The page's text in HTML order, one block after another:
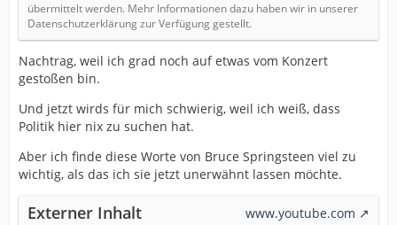
übermittelt werden. Mehr Informationen dazu haben wir in unserer
Datenschutzerklärung zur Verfügung gestellt.
Nachtrag, weil ich grad noch auf etwas vom Konzert
gestoßen bin.
Und jetzt wirds für mich schwierig, weil ich weiß, dass
Politik hier nix zu suchen hat.
Aber ich finde diese Worte von Bruce Springsteen viel zu
wichtig, als das ich sie jetzt unerwähnt lassen möchte.
Externer Inhalt
www.youtube.com